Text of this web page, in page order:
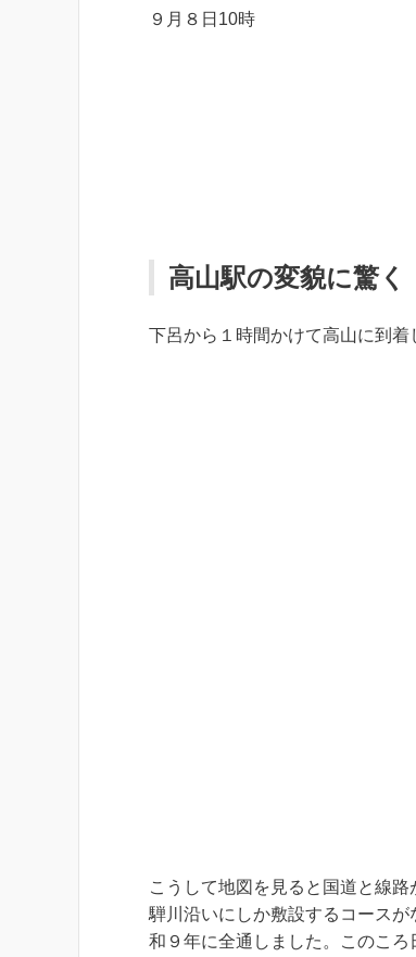
９月８日10時
高山駅の変貌に驚く
下呂から１時間かけて高山に到
こうして地図を見ると国道と線
騨川沿いにしか敷設するコース
和９年に全通しました。このこ